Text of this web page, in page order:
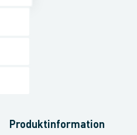
Produktinformation